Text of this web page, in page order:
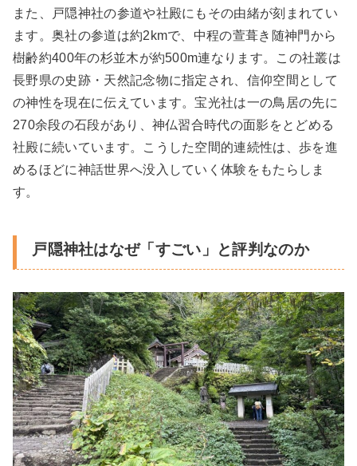
また、戸隠神社の参道や社殿にもその由緒が刻まれてい
ます。奥社の参道は約2kmで、中程の萱葺き随神門から
樹齢約400年の杉並木が約500m連なります。この社叢は
長野県の史跡・天然記念物に指定され、信仰空間として
の神性を現在に伝えています。宝光社は一の鳥居の先に
270余段の石段があり、神仏習合時代の面影をとどめる
社殿に続いています。こうした空間的連続性は、歩を進
めるほどに神話世界へ没入していく体験をもたらしま
す。
戸隠神社はなぜ「すごい」と評判なのか